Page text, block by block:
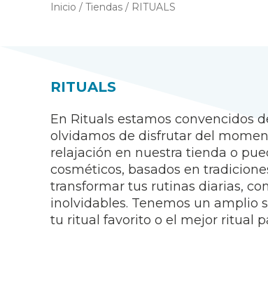
Inicio / Tiendas / RITUALS
RITUALS
En Rituals estamos convencidos
olvidamos de disfrutar del
relajación en nuestra tienda o
cosméticos, basados en
transformar tus rutinas diarias,
inolvidables. Tenemos un amplio
tu ritual favorito o el mejor ritual